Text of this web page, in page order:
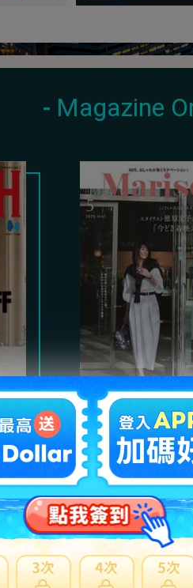
Magazine
力的
氣質高雅都會
場服裝、日常
熱門